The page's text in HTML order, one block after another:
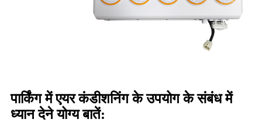
पार्किंग में एयर कंडीशनिंग के उपयोग के संबंध में
ध्यान देने योग्य बातें: